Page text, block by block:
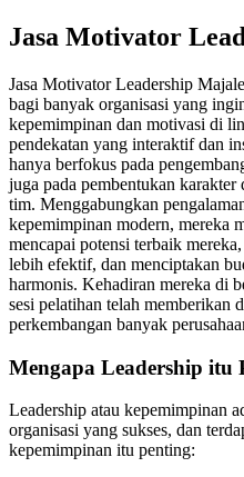
Jasa Motivator
Jasa Motivator Leadership
bagi banyak organisasi yang
kepemimpinan dan motivasi di
pendekatan yang interaktif dan
hanya berfokus pada
juga pada pembentukan karakter
tim. Menggabungkan
kepemimpinan modern, mereka
mencapai potensi terbaik
lebih efektif, dan menciptakan
harmonis. Kehadiran mereka di
sesi pelatihan telah memberikan
perkembangan banyak
Mengapa Leadership itu
Leadership atau kepemimpinan
organisasi yang sukses, dan
kepemimpinan itu penting: